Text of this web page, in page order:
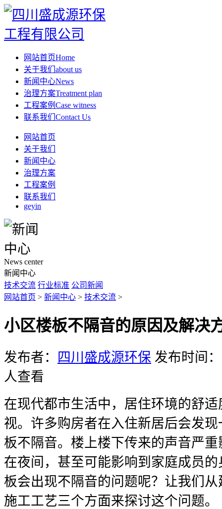
网站首页Home
关于我们 about us
新闻中心News
治理方案Treatment plan
工程案例 Case witness
联系我们 Contact Us
网站首页
关于我们
新闻中心
治理方案
工程案例
联系我们
geyin
News center
新闻中心
技术交流 行业标准 公司新闻
网站首页 > 新闻中心 > 技术交流 >
小区楼板不隔音的原因及解决
发布者： 四川盛成源环保 发布时间
人查看
在现代都市生活中，居住环境的舒
视。许多购房者在入住新居后会发
板不隔音。楼上楼下传来的声音严
在夜间，甚至可能影响到家庭成员
板会出现不隔音的问题呢？让我们
施工工艺三个方面来探讨这个问题。